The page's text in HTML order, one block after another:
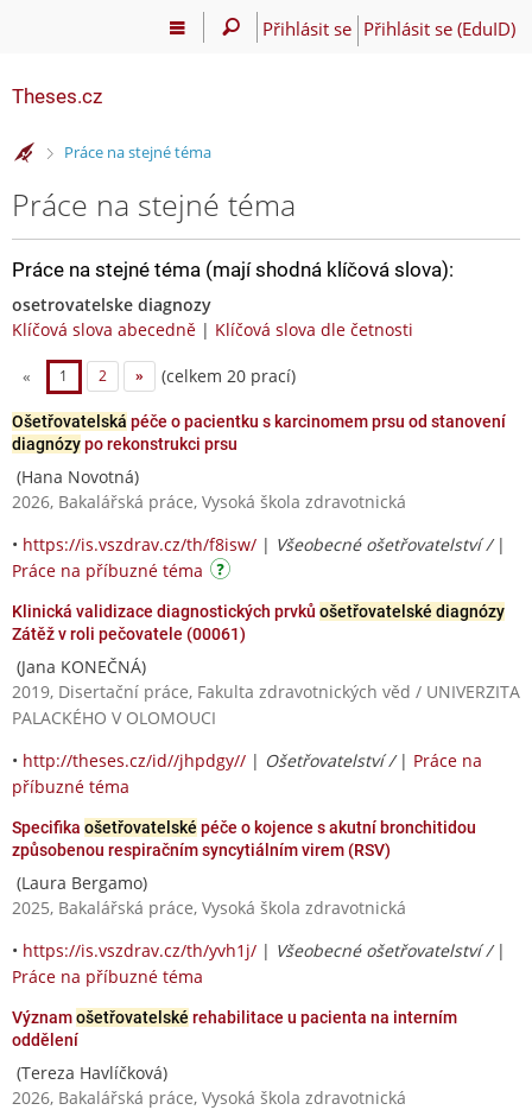
Přihlásit se Přihlásit se (EduID)
Theses.cz
>Práce na stejné téma
Práce na stejné téma
Práce na stejné téma (mají shodná klíčová slova):
osetrovatelske diagnozy
Klíčová slova abecedně | Klíčová slova dle četnosti
« 1 2 » (celkem 20 prací)
Ošetřovatelská péče o pacientku s karcinomem prsu od stanovení
diagnózypo rekonstrukci prsu
(Hana Novotná)
2026, Bakalářská práce, Vysoká škola zdravotnická
• https://is.vszdrav.cz/th/f8isw/ | Všeobecné ošetřovatelství / |
Práce na příbuzné téma
Klinická validizace diagnostických prvků ošetřovatelské diagnózy
Zátěž v roli pečovatele (00061)
(Jana KONEČNÁ)
2019, Disertační práce, Fakulta zdravotnických věd / UNIVERZITA
PALACKÉHO V OLOMOUCI
• http://theses.cz/id//jhpdgy// | Ošetřovatelství / | Práce na
příbuzné téma
Specifika ošetřovatelské péče o kojence s akutní bronchitidou
způsobenou respiračním syncytiálním virem (RSV)
(Laura Bergamo)
2025, Bakalářská práce, Vysoká škola zdravotnická
• https://is.vszdrav.cz/th/yvh1j/ | Všeobecné ošetřovatelství / |
Práce na příbuzné téma
Významošetřovatelské rehabilitace u pacienta na interním
oddělení
(Tereza Havlíčková)
2026, Bakalářská práce, Vysoká škola zdravotnická